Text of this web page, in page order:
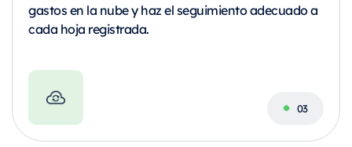
gastos en la nube y haz el seguimiento adecuado a
cada hoja registrada.